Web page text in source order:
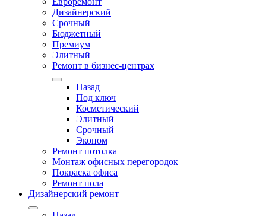
Дизайнерский
Срочный
Бюджетный
Премиум
Элитный
Ремонт в бизнес-центрах
Назад
Под ключ
Косметический
Элитный
Срочный
Эконом
Ремонт потолка
Монтаж офисных перегородок
Покраска офиса
Ремонт пола
Дизайнерский ремонт